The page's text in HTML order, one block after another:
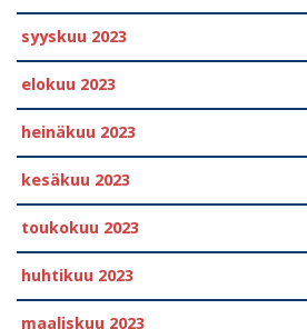
syyskuu 2023
elokuu 2023
heinäkuu 2023
kesäkuu 2023
toukokuu 2023
huhtikuu 2023
maaliskuu 2023